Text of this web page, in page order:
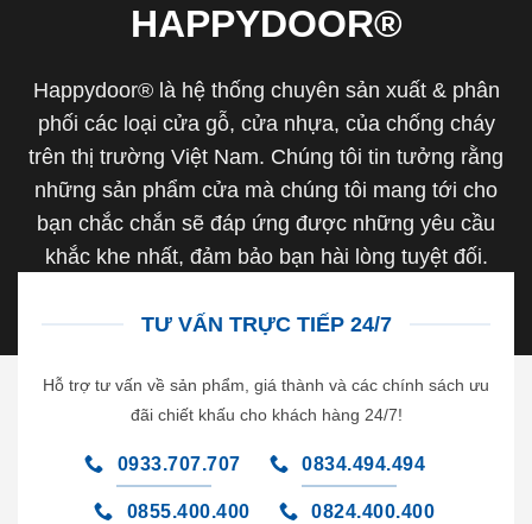
HAPPYDOOR®
Happydoor® là hệ thống chuyên sản xuất & phân
phối các loại cửa gỗ, cửa nhựa, của chống cháy
trên thị trường Việt Nam. Chúng tôi tin tưởng rằng
những sản phẩm cửa mà chúng tôi mang tới cho
bạn chắc chắn sẽ đáp ứng được những yêu cầu
khắc khe nhất, đảm bảo bạn hài lòng tuyệt đối.
TƯ VẤN TRỰC TIẾP 24/7
Hỗ trợ tư vấn về sản phẩm, giá thành và các chính sách ưu
đãi chiết khấu cho khách hàng 24/7!
0933.707.707 0834.494.494
0855.400.400 0824.400.400